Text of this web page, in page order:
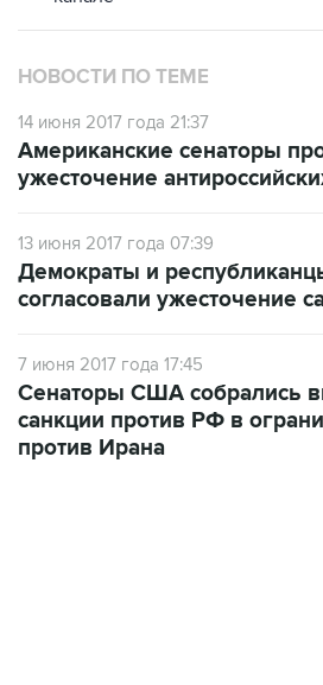
НОВОСТИ ПО ТЕМЕ
14 июня 2017 года 21:37
ужесточение
13 июня 2017 года 07:39
согласовали ужесточение
7 июня 2017 года 17:45
санкции против РФ в
против Ирана